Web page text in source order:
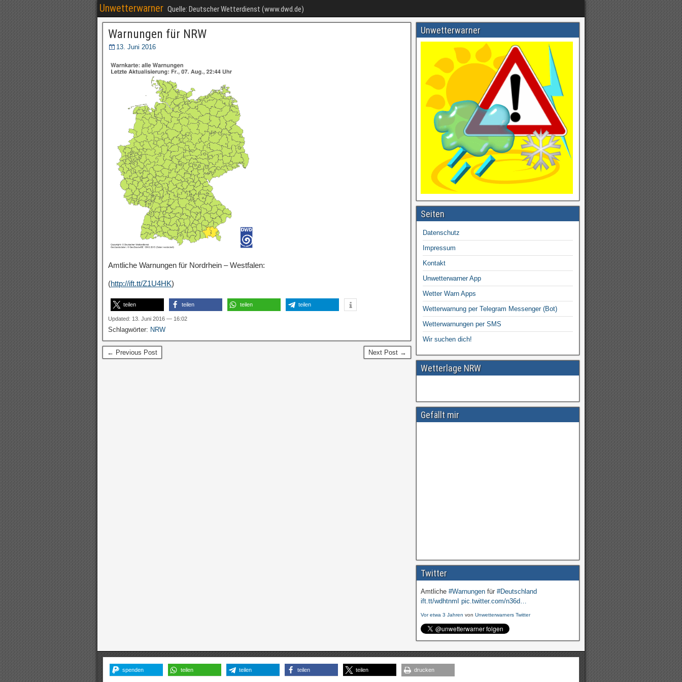
Unwetterwarner Quelle: Deutscher Wetterdienst (www.dwd.de)
Warnungen für NRW
13. Juni 2016
Amtliche Warnungen für Nordrhein – Westfalen:
(http://ift.tt/Z1U4HK)
teilen teilen teilen teilen
Updated: 13. Juni 2016 — 16:02
Schlagwörter: NRW
← Previous Post Next Post →
Unwetterwarner
Seiten
Datenschutz
Impressum
Kontakt
Unwetterwarner App
Wetter Warn Apps
Wetterwarnung per Telegram Messenger (Bot)
Wetterwarnungen per SMS
Wir suchen dich!
Wetterlage NRW
Gefällt mir
Twitter
Amtliche #Warnungenfür #Deutschland
ift.tt/wdhtnmI pic.twitter.com/n36d…
Vor etwa 3 Jahren von Unwetterwarners Twitter
spenden teilen teilen teilen teilen drucken